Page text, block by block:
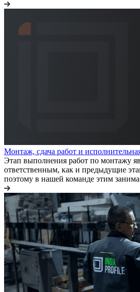
Монтаж, сдача работ и
Этап выполнения работ по монтажу
ответственным, как и предыдущие
поэтому в нашей команде этим